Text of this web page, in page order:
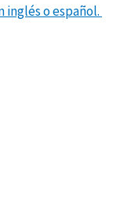
o español.